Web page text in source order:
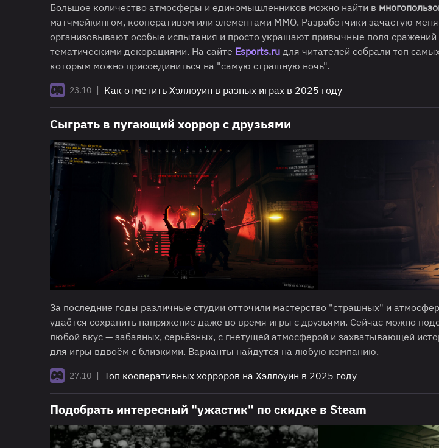
Большое количество атмосферы и единомышленников можно найти в
матчмейкингом, кооперативом или элементами MMO. Разработчики зачастую
организовывают особые испытания и просто украшают привычные поля сражений
тематическими декорациями. На сайте Esports.ru для читателей собрали топ
которым можно присоединиться на "самую страшную ночь".
23.10 | Как отметить Хэллоуин в разных играх в 2025 году
Сыграть в пугающий хоррор с друзьями
За последние годы различные студии отточили мастерство "страшных" и
удаётся сохранить напряжение даже во время игры с друзьями. Сейчас можно
любой вкус — забавных, серьёзных, с гнетущей атмосферой и захватывающей
для игры вдвоём с близкими. Варианты найдутся на любую компанию.
27.10 | Топ кооперативных хорроров на Хэллоуин в 2025 году
Подобрать интересный "ужастик" по скидке в Steam